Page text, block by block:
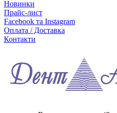
Новинки
Прайс-лист
Facebook та Instagram
Оплата / Доставка
Контакти